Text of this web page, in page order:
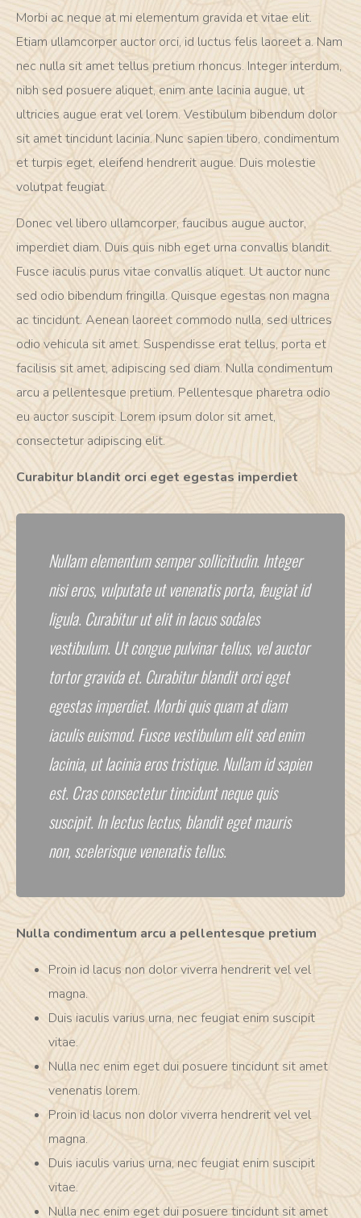
Morbi ac neque at mi elementum gravida et vitae elit.
Etiam ullamcorper auctor orci, id luctus felis laoreet a. Nam
nec nulla sit amet tellus pretium rhoncus. Integer interdum,
nibh sed posuere aliquet, enim ante lacinia augue, ut
ultricies augue erat vel lorem. Vestibulum bibendum dolor
sit amet tincidunt lacinia. Nunc sapien libero, condimentum
et turpis eget, eleifend hendrerit augue. Duis molestie
volutpat feugiat.
Donec vel libero ullamcorper, faucibus augue auctor,
imperdiet diam. Duis quis nibh eget urna convallis blandit.
Fusce iaculis purus vitae convallis aliquet. Ut auctor nunc
sed odio bibendum fringilla. Quisque egestas non magna
ac tincidunt. Aenean laoreet commodo nulla, sed ultrices
odio vehicula sit amet. Suspendisse erat tellus, porta et
facilisis sit amet, adipiscing sed diam. Nulla condimentum
arcu a pellentesque pretium. Pellentesque pharetra odio
eu auctor suscipit. Lorem ipsum dolor sit amet,
consectetur adipiscing elit.
Curabitur blandit orci eget egestas imperdiet
Nullam elementum semper sollicitudin. Integer
nisi eros, vulputate ut venenatis porta, feugiat id
ligula. Curabitur ut elit in lacus sodales
vestibulum. Ut congue pulvinar tellus, vel auctor
tortor gravida et. Curabitur blandit orci eget
egestas imperdiet. Morbi quis quam at diam
iaculis euismod. Fusce vestibulum elit sed enim
lacinia, ut lacinia eros tristique. Nullam id sapien
est. Cras consectetur tincidunt neque quis
suscipit. In lectus lectus, blandit eget mauris
non, scelerisque venenatis tellus.
Nulla condimentum arcu a pellentesque pretium
Proin id lacus non dolor viverra hendrerit vel vel
magna.
Duis iaculis varius urna, nec feugiat enim suscipit
vitae.
Nulla nec enim eget dui posuere tincidunt sit amet
venenatis lorem.
Proin id lacus non dolor viverra hendrerit vel vel
magna.
Duis iaculis varius urna, nec feugiat enim suscipit
vitae.
Nulla nec enim eget dui posuere tincidunt sit amet